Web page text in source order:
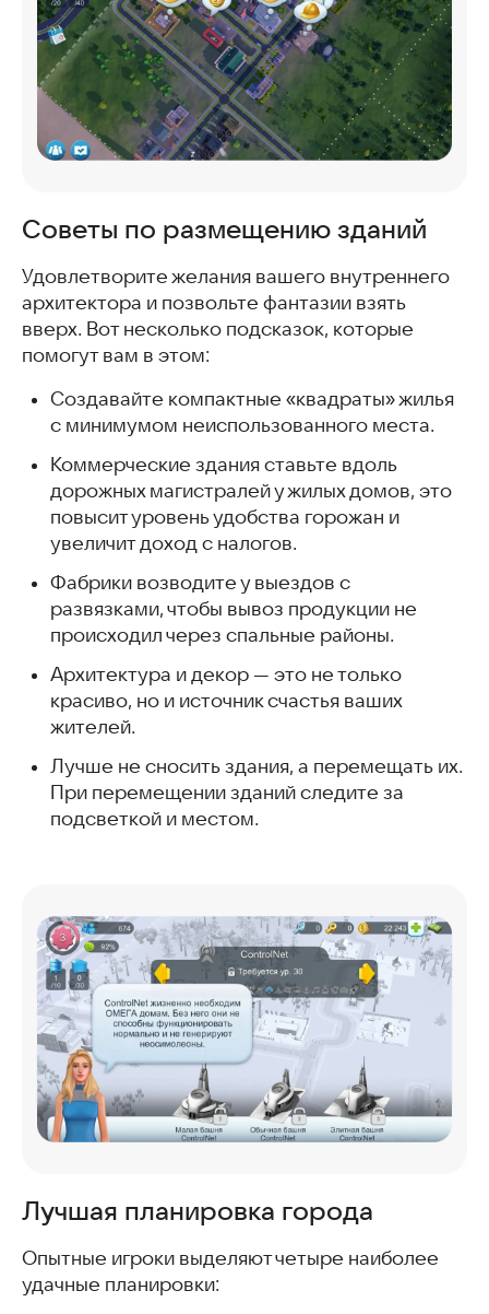
Советы по размещению зданий
Удовлетворите желания вашего внутреннего
архитектора и позвольте фантазии взять
вверх. Вот несколько подсказок, которые
помогут вам в этом:
Создавайте компактные «квадраты» жилья
с минимумом неиспользованного места.
Коммерческие здания ставьте вдоль
дорожных магистралей у жилых домов, это
повысит уровень удобства горожан и
увеличит доход с налогов.
Фабрики возводите у выездов с
развязками, чтобы вывоз продукции не
происходил через спальные районы.
Архитектура и декор — это не только
красиво, но и источник счастья ваших
жителей.
Лучше не сносить здания, а перемещать их.
При перемещении зданий следите за
подсветкой и местом.
Лучшая планировка города
Опытные игроки выделяют четыре наиболее
удачные планировки: